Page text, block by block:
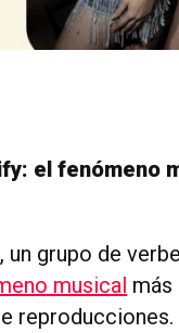
el fenómeno
, un grupo de
musical más
reproducciones.